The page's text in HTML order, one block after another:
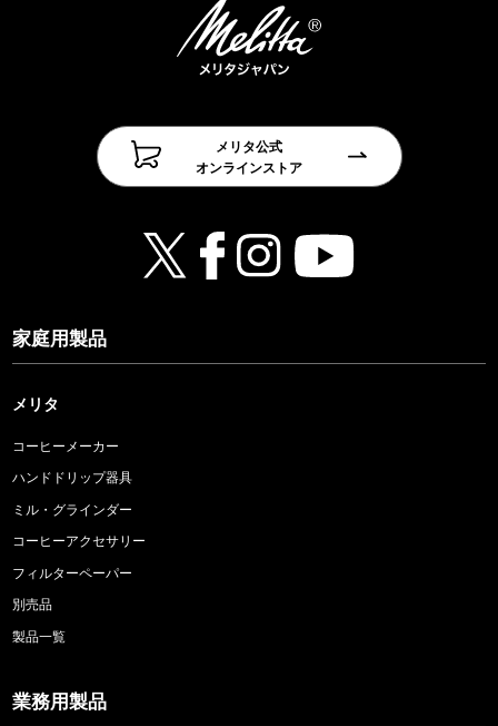
メリタ公式
オンラインストア
家庭用製品
メリタ
コーヒーメーカー
ハンドドリップ器具
ミル・グラインダー
コーヒーアクセサリー
フィルターペーパー
別売品
製品一覧
業務用製品